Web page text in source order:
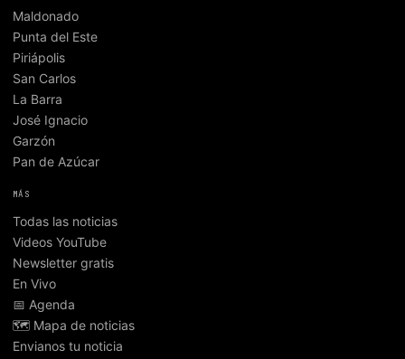
Maldonado
Punta del Este
Piriápolis
San Carlos
La Barra
José Ignacio
Garzón
Pan de Azúcar
MÁS
Todas las noticias
Videos YouTube
Newsletter gratis
En Vivo
📅 Agenda
🗺️ Mapa de noticias
Envianos tu noticia